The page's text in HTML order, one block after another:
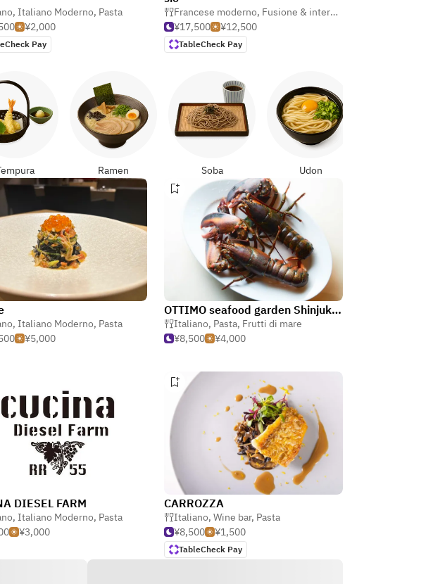
, Italiano Moderno, Pasta
¥2,000
Pay
Francese moderno, Fusione & internazionale
¥17,500
¥12,500
TableCheck Pay
Ramen Soba Udon
, Italiano Moderno, Pasta
¥5,000
OTTIMO seafood garden Shinjukuten
Italiano, Pasta, Frutti di mare
¥8,500
¥4,000
DIESEL FARM
, Italiano Moderno, Pasta
¥3,000
CARROZZA
Italiano, Wine bar, Pasta
¥8,500
¥1,500
TableCheck Pay